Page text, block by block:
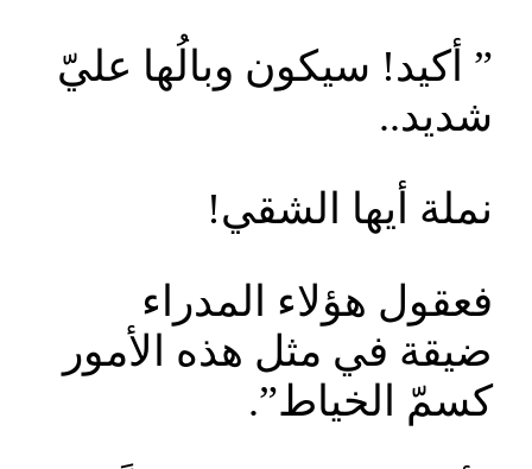
” أكيد! سيكون وبالُها عليّ
شديد..
نملة أيها الشقي!
فعقول هؤلاء المدراء
ضيقة في مثل هذه الأمور
كسمّ الخياط”.